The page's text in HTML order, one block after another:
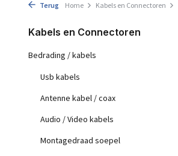
Terug Home Kabels en Connectoren
Kabels en Connectoren
Bedrading / kabels
Usb kabels
Antenne kabel / coax
Audio / Video kabels
Montagedraad soepel